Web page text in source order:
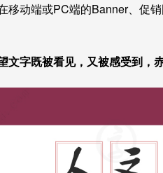
移动端或PC端的Banner、促
文字既被看见，又被感受到，